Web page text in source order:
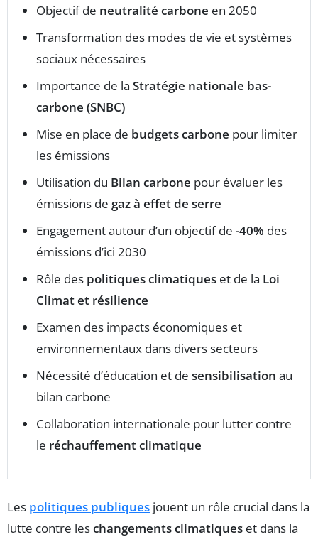
Objectif de neutralité carbone en 2050
Transformation des modes de vie et systèmes
sociaux nécessaires
Importance de la Stratégie nationale bas-
carbone (SNBC)
Mise en place de budgets carbone pour limiter
les émissions
Utilisation du Bilan carbone pour évaluer les
émissions de gaz à effet de serre
Engagement autour d’un objectif de -40% des
émissions d’ici 2030
Rôle des politiques climatiques et de la Loi
Climat et résilience
Examen des impacts économiques et
environnementaux dans divers secteurs
Nécessité d’éducation et de sensibilisation au
bilan carbone
Collaboration internationale pour lutter contre
le réchauffement climatique
Les politiques publiques jouent un rôle crucial dans la
lutte contre leschangements climatiques et dans la